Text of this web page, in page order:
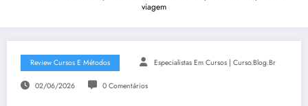
viagem
Review Cursos E Métodos Especialistas Em Cursos | Curso.blog.br
02/06/2026 0 Comentários